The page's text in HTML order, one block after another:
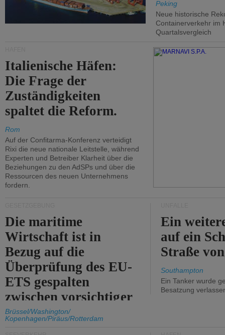
Peking
Neue historische
Containerverkehr im
Quartalsvergleich
Italienische Häfen:
Die Frage der
Zuständigkeiten
spaltet die Reform.
Rom
Auf der Confitarma-Konferenz verteidigt
Rixi die neue nationale Leitstelle, während
Experten und Betreiber Klarheit über die
Beziehungen zu den AdSPs und über die
Ressourcen des neuen Unternehmens
fordern.
Die maritime
Wirtschaft ist in
Bezug auf die
Überprüfung des EU-
ETS gespalten
zwischen vorsichtiger
Unterstützung und
Kritik.
Brüssel/Washington/
Kopenhagen/Piräus/Rotterdam
Ein
auf ein
Straße
Southampton
Ein Tanker wurde
Besatzung